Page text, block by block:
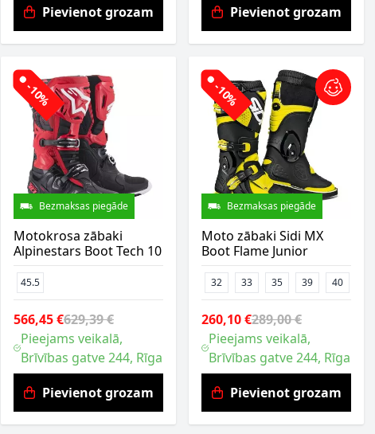
Pievienot grozam
Pievienot grozam
-10%
Bezmaksas piegāde
Motokrosa zābaki
Alpinestars Boot Tech 10
45.5
566,45 €629,39 €
Pieejams veikalā,
Brīvības gatve 244, Rīga
Pievienot grozam
-10%
Bezmaksas piegāde
Moto zābaki Sidi MX
Boot Flame Junior
32 33 35 39 40
260,10 €289,00 €
Pieejams veikalā,
Brīvības gatve 244, Rīga
Pievienot grozam